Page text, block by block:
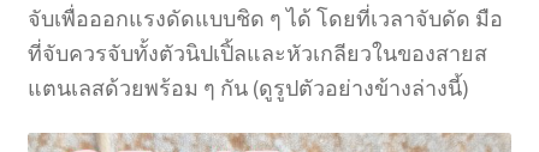
จับเพื่อออกแรงดัดแบบชิด ๆ ได้ โดยที่เวลาจับดัด มือ
ที่จับควรจับทั้งตัวนิปเปิ้ลและหัวเกลียวในของสายส
แตนเลสด้วยพร้อม ๆ กัน (ดูรูปตัวอย่างข้างล่างนี้)